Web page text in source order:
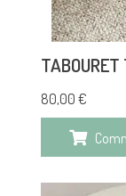
80,00 €